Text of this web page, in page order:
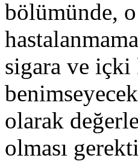
bölümünde,
sigara ve içki
olarak
olması